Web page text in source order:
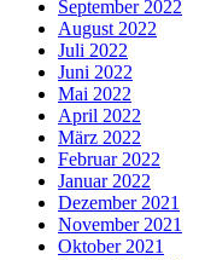
September 2022
August 2022
Juli 2022
Juni 2022
Mai 2022
April 2022
März 2022
Februar 2022
Januar 2022
Dezember 2021
November 2021
Oktober 2021